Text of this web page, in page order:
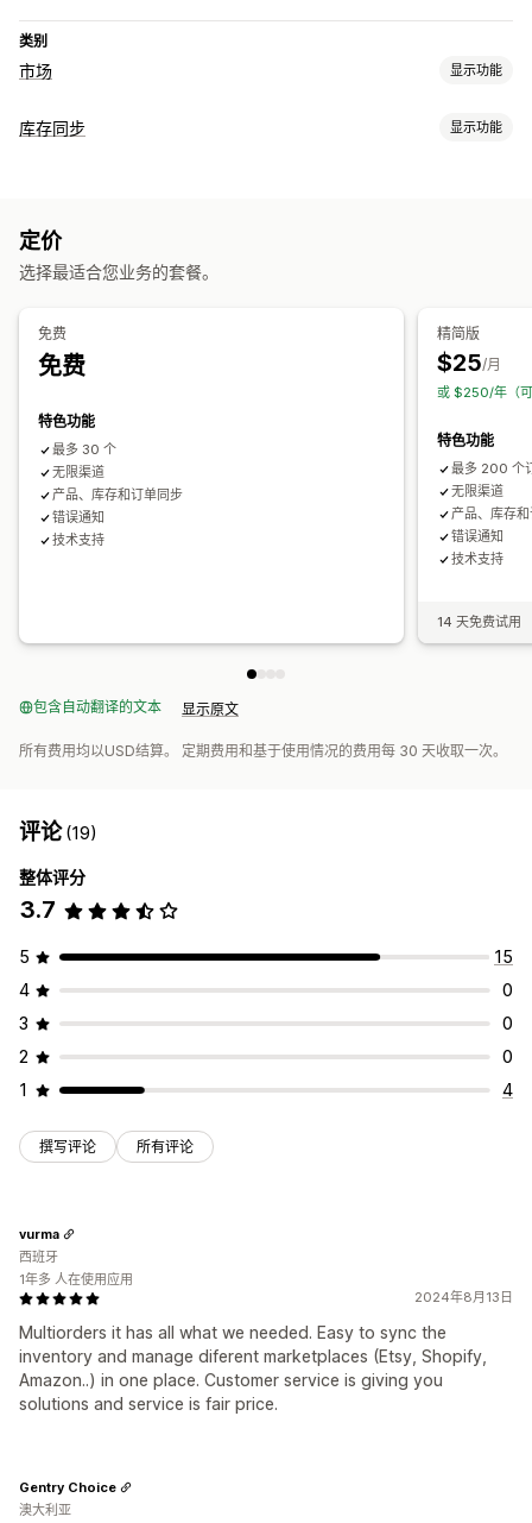
类别
市场 显示功能
产品页面管理
多地点发货
库存同步 显示功能
定价
选择最适合您业务的套餐。
免费
免费
特色功能
最多 30 个
无限渠道
产品、库存和订单同步
错误通知
技术支持
精简版
$25/月
或 $250/年（
特色功能
最多 200 个
无限渠道
产品、库存
错误通知
技术支持
14 天免费试用
包含自动翻译的文本 显示原文
所有费用均以USD结算。 定期费用和基于使用情况的费用每 30 天收取一次。
评论(19)
整体评分
3.7
5
15
4
0
3
0
2
0
1
4
撰写评论 所有评论
2024年8月13日
Multiorders it has all what we needed. Easy to sync the
inventory and manage diferent marketplaces (Etsy, Shopify,
Amazon..) in one place. Customer service is giving you
solutions and service is fair price.
vurma
西班牙
1年多 人在使用应用
Gentry Choice
澳大利亚